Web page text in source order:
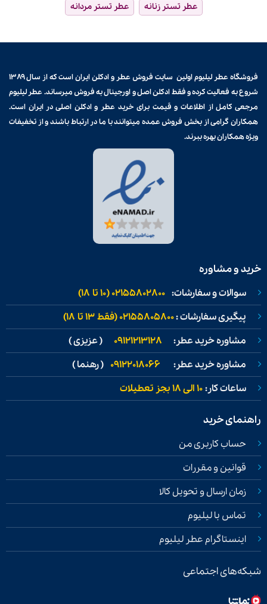
عطر تستر زنانه
عطر تستر مردانه
فروشگاه عطر لیلیوم اولین سایت فروشعطر و ادکلن
ایران است که از سال ۱۳۸۹
شروع به فعالیت کرده و فقط ادکلن اصل و اورجینال به فروش میرساند. عطر لیلیوم
مرجعی کامل از اطلاعات و قیمت برایخرید عطر و ادکلن اصلی در ایران است.
همکاران گرامی از بخش فروش عمده میتوانند با ما در ارتباط باشند و از تخفیفات
ویژه همکاران بهره ببرند.
خرید و مشاوره
سوالات و سفارشات: 02155802800 (۱۰ تا ۱۸)
پیگیری سفارشات :02155805800 (فقط ۱۳ تا ۱۸)
مشاوره خرید عطر: 09121213128 ( عزیزی )
مشاوره خرید عطر: 09122018066 ( رهنما )
ساعات کار:۱۰ الی ۱۸ بجز تعطیلات
راهنمای خرید
حساب کاربری من
قوانین و مقررات
زمان ارسال و تحویل کالا
تماس با لیلیوم
اینستاگرام عطر لیلیوم
شبکه‌های اجتماعی